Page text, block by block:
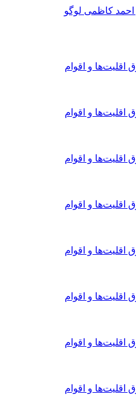
اقلیت‌ها و اقوام
اقلیت‌ها و اقوام
اقلیت‌ها و اقوام
اقلیت‌ها و اقوام
اقلیت‌ها و اقوام
اقلیت‌ها و اقوام
اقلیت‌ها و اقوام
اقلیت‌ها و اقوام